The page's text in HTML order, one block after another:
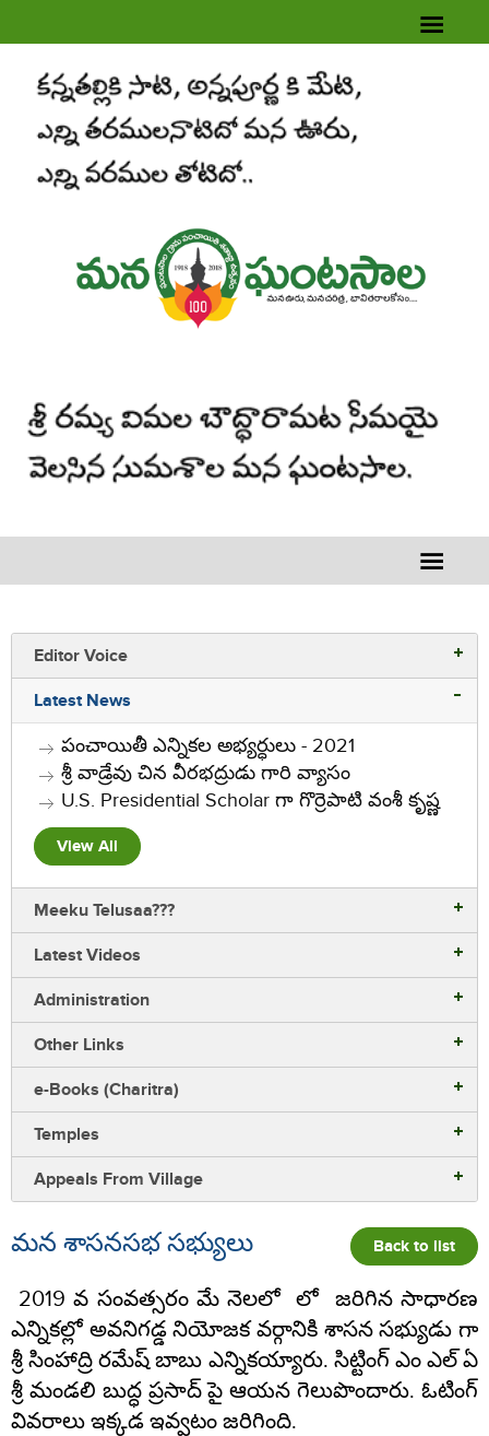
Administration
Information
Lorem ipsum dolor sit amet consectetur adipiscing elit auris
eget tincidunt sem
Editor Voice
Latest News
పంచాయితీ ఎన్నికల అభ్యర్ధులు - 2021
శ్రీ వాడ్రేవు చిన వీరభద్రుడు గారి వ్యాసం
U.S. Presidential Scholar గా గొర్రెపాటి వంశీ కృష్ణ
View All
Meeku Telusaa???
Latest Videos
Administration
Other Links
e-Books (Charitra)
Temples
Appeals From Village
మన శాసనసభ సభ్యులు Back to list
2019 వ సంవత్సరం మే నెలలో లో జరిగిన సాధారణ
ఎన్నికల్లో అవనిగడ్డ నియోజక వర్గానికి శాసన సభ్యుడు గా
శ్రీ సింహాద్రి రమేష్ బాబు ఎన్నికయ్యారు. సిట్టింగ్ ఎం ఎల్ ఏ
శ్రీ మండలి బుద్ధ ప్రసాద్ పై ఆయన గెలుపొందారు. ఓటింగ్
వివరాలు ఇక్కడ ఇవ్వటం జరిగింది.